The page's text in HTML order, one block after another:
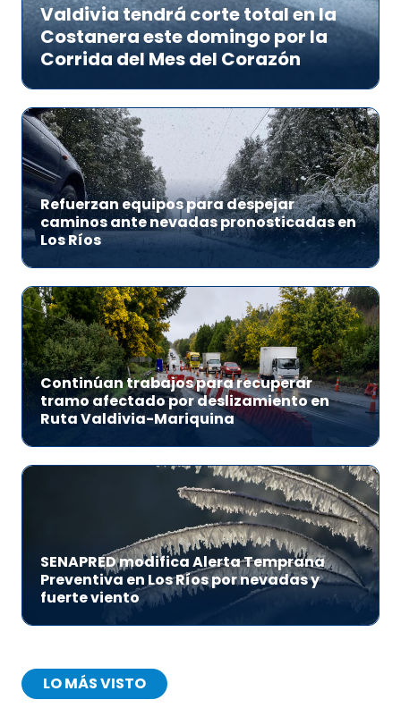
Valdivia tendrá corte total en la
Costanera este domingo por la
Corrida del Mes del Corazón
Refuerzan equipos para despejar
caminos ante nevadas pronosticadas en
Los Ríos
Continúan trabajos para recuperar
tramo afectado por deslizamiento en
Ruta Valdivia-Mariquina
SENAPRED modifica Alerta Temprana
Preventiva en Los Ríos por nevadas y
fuerte viento
LO MÁS VISTO